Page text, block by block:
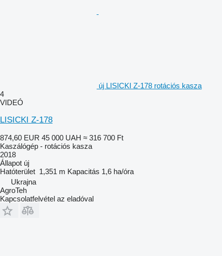
új LISICKI Z-178 rotációs kasza
4
VIDEÓ
LISICKI Z-178
874,60 EUR 45 000 UAH ≈ 316 700 Ft
Kaszálógép - rotációs kasza
2018
Állapot új
Hatóterület 1,351 m Kapacitás 1,6 ha/óra
Ukrajna
AgroTeh
Kapcsolatfelvétel az eladóval